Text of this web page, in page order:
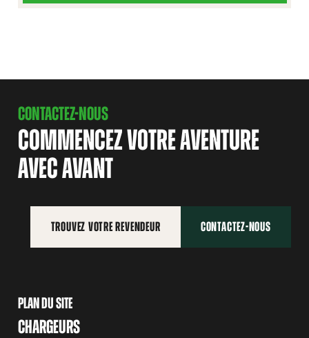
NIVELEUSE
CONTACTEZ-NOUS
COMMENCEZ VOTRE AVENTURE
AVEC AVANT
TROUVEZ VOTRE REVENDEUR CONTACTEZ-NOUS
PLAN DU SITE
CHARGEURS